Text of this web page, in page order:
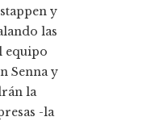
y
las
equipo
Senna y
la
-la